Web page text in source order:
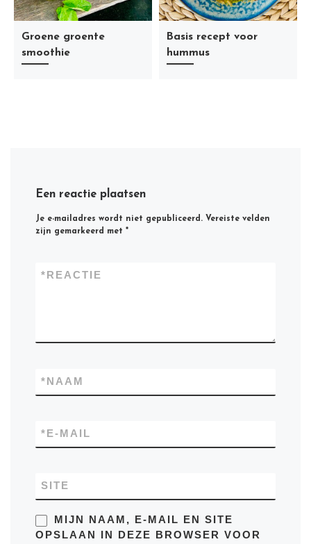
Groene groente
smoothie
Basis recept voor
hummus
Een reactie plaatsen
Je e-mailadres wordt niet gepubliceerd. Vereiste velden
zijn gemarkeerd met*
REACTIE
*
NAAM
*
E-MAIL
*
SITE
MIJN NAAM, E-MAIL EN SITE
OPSLAAN IN DEZE BROWSER VOOR